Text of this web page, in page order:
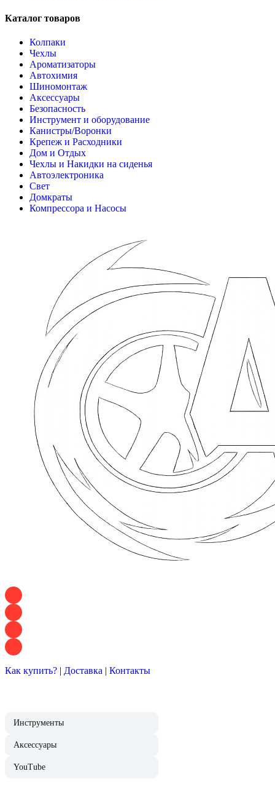
Каталог товаров
Колпаки
Чехлы
Ароматизаторы
Автохимия
Шиномонтаж
Аксессуары
Безопасность
Инструмент и оборудование
Канистры/Воронки
Крепеж и Расходники
Дом и Отдых
Чехлы и Накидки на сиденья
Автоэлектроника
Свет
Домкраты
Компрессора и Насосы
Как купить? | Доставка | Контакты
Инструменты
Аксессуары
YouTube